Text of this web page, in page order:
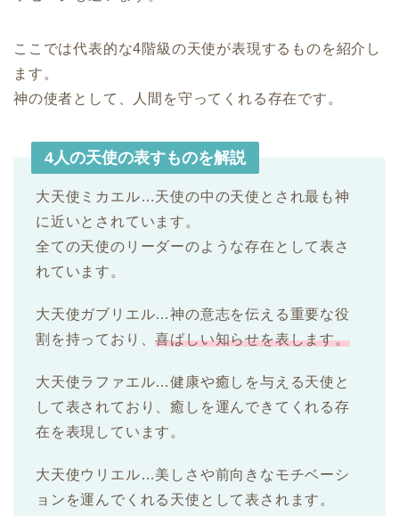
ここでは代表的な4階級の天使が表現するものを紹介し
ます。
神の使者として、人間を守ってくれる存在です。
4人の天使の表すものを解説
大天使ミカエル…天使の中の天使とされ最も神
に近いとされています。
全ての天使のリーダーのような存在として表さ
れています。
大天使ガブリエル…神の意志を伝える重要な役
割を持っており、喜ばしい知らせを表します。
大天使ラファエル…健康や癒しを与える天使と
して表されており、癒しを運んできてくれる存
在を表現しています。
大天使ウリエル…美しさや前向きなモチベーシ
ョンを運んでくれる天使として表されます。